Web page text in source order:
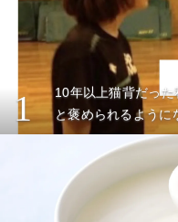
1
10年以上猫背だっ
と褒められるように